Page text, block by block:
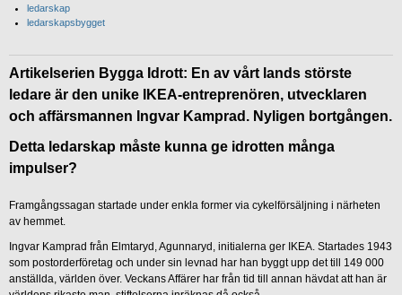
ledarskap
ledarskapsbygget
Artikelserien Bygga Idrott: En av vårt lands störste
ledare är den unike IKEA-entreprenören, utvecklaren
och affärsmannen Ingvar Kamprad. Nyligen bortgången.
Detta ledarskap måste kunna ge idrotten många
impulser?
Framgångssagan startade under enkla former via cykelförsäljning i närheten
av hemmet.
Ingvar Kamprad från Elmtaryd, Agunnaryd, initialerna ger IKEA. Startades 1943
som postorderföretag och under sin levnad har han byggt upp det till 149 000
anställda, världen över. Veckans Affärer har från tid till annan hävdat att han är